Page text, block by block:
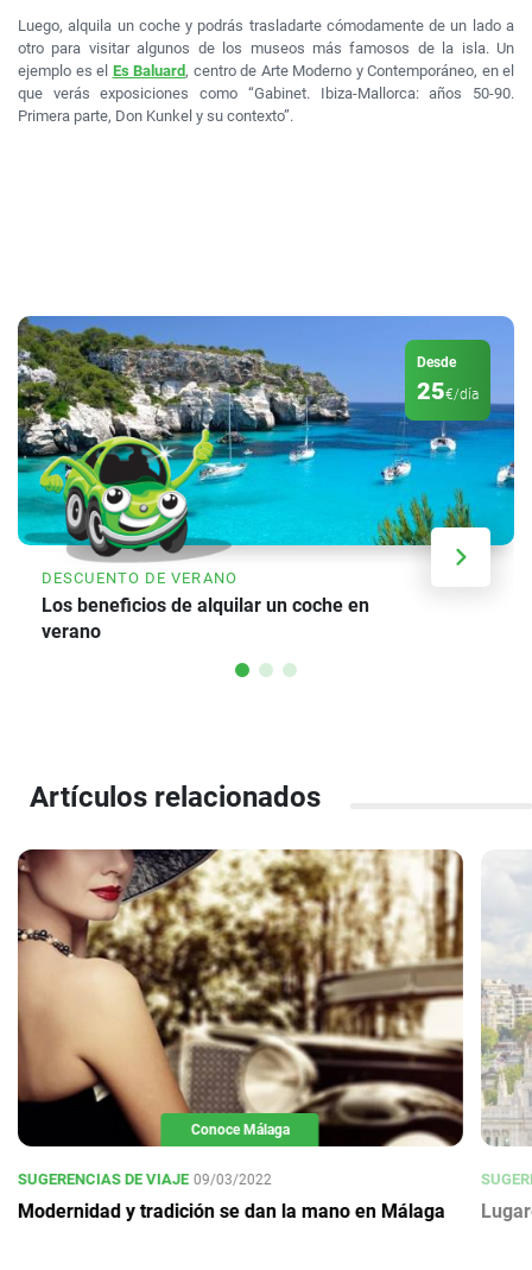
Luego, alquila un coche y podrás trasladarte cómodamente de un lado a
otro para visitar algunos de los museos más famosos de la isla. Un
ejemplo es el Es Baluard, centro de Arte Moderno y Contemporáneo, en el
que verás exposiciones como “Gabinet. Ibiza-Mallorca: años 50-90.
Primera parte, Don Kunkel y su contexto”.
Desde
25€/día
DESCUENTO DE VERANO
Los beneficios de alquilar un coche en
verano
Artículos relacionados
Conoce Málaga
SUGERENCIAS DE VIAJE 09/03/2022
Modernidad y tradición se dan la mano en Málaga